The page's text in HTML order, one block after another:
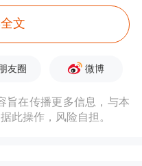
展包括3个关键
二是增长的结
。
境变化及资本市
文
朋友圈 微博
旨在传播更多信息，与本
此操作，风险自担。